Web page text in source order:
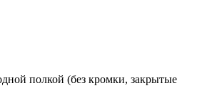
полкой (без кромки, закрытые